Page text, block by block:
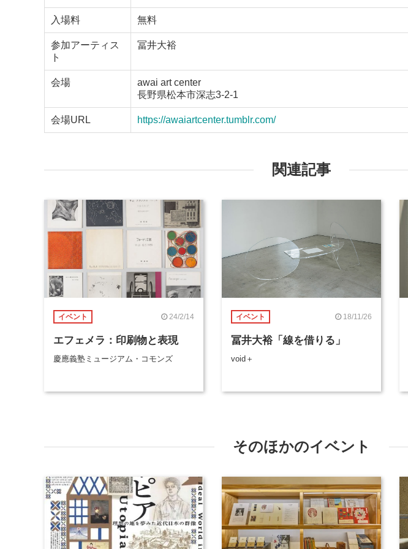
入場料 無料
参加アーティス
ト
冨井大裕
会場
awai art center
長野県松本市深志3-2-1
会場URL https://awaiartcenter.tumblr.com/
関連記事
イベント 24/2/14
エフェメラ：印刷物と表現
慶應義塾ミュージアム・コモンズ
イベント 18/11/26
冨井大裕「線を借りる」
void＋
そのほかのイベント